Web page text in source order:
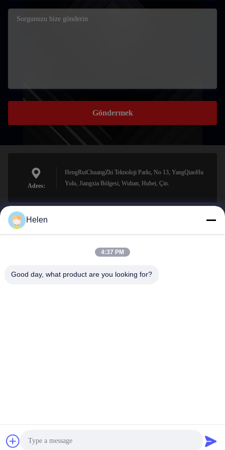
Göndermek
Adres:
HengRuiChuangZhi Teknoloji Parkı, No 13, YangQiaoHu
Yolu, Jiangxia Bölgesi, Wuhan, Hubei, Çin.
sales@perfectlaser.net
Helen
4:37 PM
Good day, what product are you looking for?